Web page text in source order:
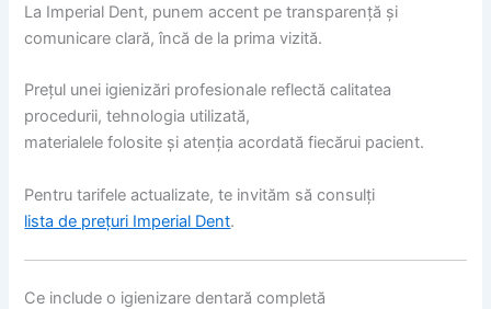
La Imperial Dent, punem accent pe transparență și
comunicare clară, încă de la prima vizită.
Prețul unei igienizări profesionale reflectă calitatea
procedurii, tehnologia utilizată,
materialele folosite și atenția acordată fiecărui pacient.
Pentru tarifele actualizate, te invităm să consulți
lista de prețuri Imperial Dent.
Ce include o igienizare dentară completă